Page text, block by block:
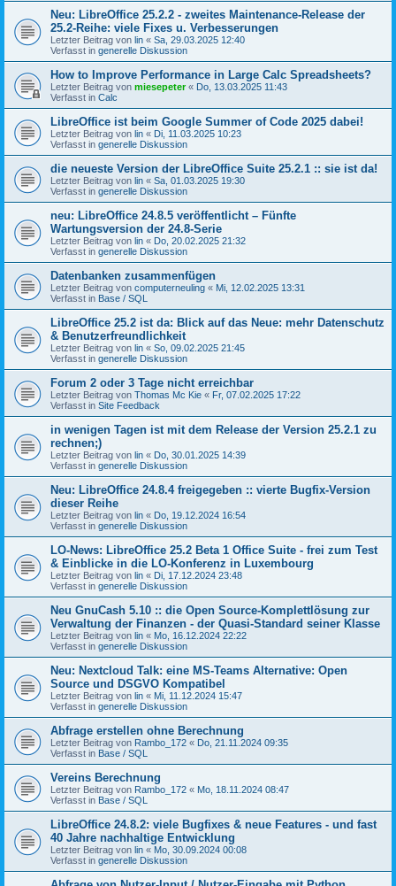
Neu: LibreOffice 25.2.2 - zweites Maintenance-Release der
25.2-Reihe: viele Fixes u. Verbesserungen
Letzter Beitrag von lin « Sa, 29.03.2025 12:40
Verfasst in generelle Diskussion
How to Improve Performance in Large Calc Spreadsheets?
Letzter Beitrag von miesepeter« Do, 13.03.2025 11:43
Verfasst in Calc
LibreOffice ist beim Google Summer of Code 2025 dabei!
Letzter Beitrag von lin « Di, 11.03.2025 10:23
Verfasst in generelle Diskussion
die neueste Version der LibreOffice Suite 25.2.1 :: sie ist da!
Letzter Beitrag von lin « Sa, 01.03.2025 19:30
Verfasst in generelle Diskussion
neu: LibreOffice 24.8.5 veröffentlicht – Fünfte
Wartungsversion der 24.8-Serie
Letzter Beitrag von lin « Do, 20.02.2025 21:32
Verfasst in generelle Diskussion
Datenbanken zusammenfügen
Letzter Beitrag von computerneuling « Mi, 12.02.2025 13:31
Verfasst in Base / SQL
LibreOffice 25.2 ist da: Blick auf das Neue: mehr Datenschutz
& Benutzerfreundlichkeit
Letzter Beitrag von lin « So, 09.02.2025 21:45
Verfasst in generelle Diskussion
Forum 2 oder 3 Tage nicht erreichbar
Letzter Beitrag von Thomas Mc Kie « Fr, 07.02.2025 17:22
Verfasst in Site Feedback
in wenigen Tagen ist mit dem Release der Version 25.2.1 zu
rechnen;)
Letzter Beitrag von lin « Do, 30.01.2025 14:39
Verfasst in generelle Diskussion
Neu: LibreOffice 24.8.4 freigegeben :: vierte Bugfix-Version
dieser Reihe
Letzter Beitrag von lin « Do, 19.12.2024 16:54
Verfasst in generelle Diskussion
LO-News: LibreOffice 25.2 Beta 1 Office Suite - frei zum Test
& Einblicke in die LO-Konferenz in Luxembourg
Letzter Beitrag von lin « Di, 17.12.2024 23:48
Verfasst in generelle Diskussion
Neu GnuCash 5.10 :: die Open Source-Komplettlösung zur
Verwaltung der Finanzen - der Quasi-Standard seiner Klasse
Letzter Beitrag von lin « Mo, 16.12.2024 22:22
Verfasst in generelle Diskussion
Neu: Nextcloud Talk: eine MS-Teams Alternative: Open
Source und DSGVO Kompatibel
Letzter Beitrag von lin « Mi, 11.12.2024 15:47
Verfasst in generelle Diskussion
Abfrage erstellen ohne Berechnung
Letzter Beitrag von Rambo_172 « Do, 21.11.2024 09:35
Verfasst in Base / SQL
Vereins Berechnung
Letzter Beitrag von Rambo_172 « Mo, 18.11.2024 08:47
Verfasst in Base / SQL
LibreOffice 24.8.2: viele Bugfixes & neue Features - und fast
40 Jahre nachhaltige Entwicklung
Letzter Beitrag von lin « Mo, 30.09.2024 00:08
Verfasst in generelle Diskussion